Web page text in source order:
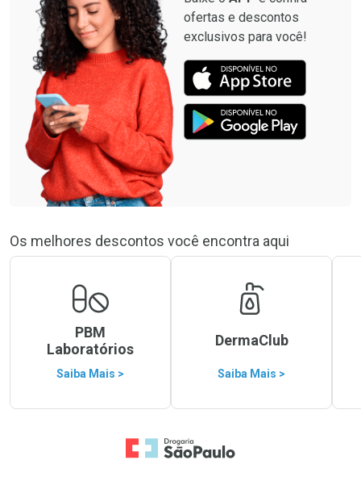
ofertas e descontos
exclusivos para você!
Os melhores descontos você encontra aqui
PBM
Laboratórios
Saiba Mais >
DermaClub
Saiba Mais >
Ir para a Home